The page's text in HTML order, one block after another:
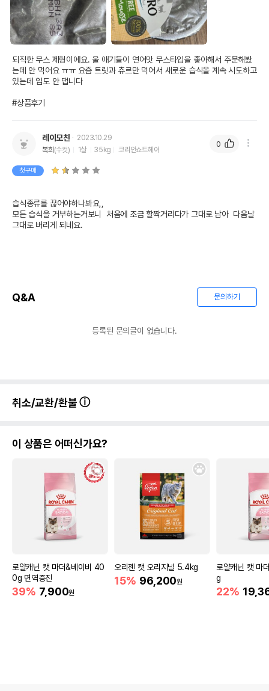
되직한 무스 제형이에요. 울 애기들이 연어맛 무스타입을 좋아해서 주문해봤
는데 안 먹어요 ㅠㅠ 요즘 트릿과 츄르만 먹어서 새로운 습식을 계속 시도하고
있는데 입도 안 댑니다
#상품후기
레이모친
2023.10.29
복희 (수컷) 1살 35kg 코리안쇼트헤어
첫구매
습식종류를 끊어야하나봐요,,
모든 습식을 거부하는거보니  처음에 조금 할짝거리다가 그대로 남아  다음날
그대로 버리게 되네요.
0
Q&A 문의하기
등록된 문의글이 없습니다.
취소/교환/환불
이 상품은 어떠신가요?
로얄캐닌 캣 마더&베이비 40
0g 면역증진
39% 7,900원
오리젠 캣 오리지널 5.4kg
15% 96,200원
로얄캐닌 캣 마
g
22%